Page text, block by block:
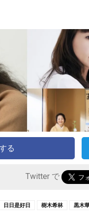
る
Twitter で
日日是好日 樹木希林 黒木